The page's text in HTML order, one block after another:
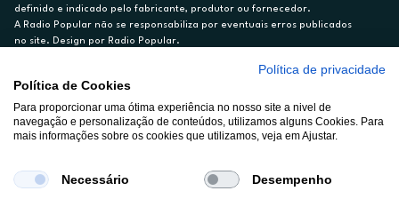
definido e indicado pelo fabricante, produtor ou fornecedor.
A Radio Popular não se responsabiliza por eventuais erros publicados
no site. Design por Radio Popular.
Ex. para limite de crédito de €1.500, reembolsado em 12 meses, TAN
14,79%.
Crédito sujeito a aprovação pelo Cetelem, marca BNP Paribas Personal
Finance, S.A., Sucursal em Portugal. Informe-se no 21 721 90 00 (dias
A Rádio Popular – Eletrodomésticos S.A. (Registo BdP848) atua como
intermediário de crédito a título acessório e com exclusividade (registo
Política de privacidade
Política de Cookies
Para proporcionar uma ótima experiência no nosso site a nivel de
navegação e personalização de conteúdos, utilizamos alguns Cookies. Para
mais informações sobre os cookies que utilizamos, veja em Ajustar.
Necessário Desempenho